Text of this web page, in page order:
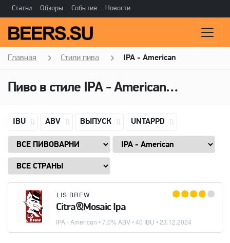
Статьи Обзоры События Новости
Главная Стили пива IPA - American
Пиво в стиле IPA - American
IBU ABV ВЫПУСК UNTAPPD
LIS BREW
Citra&Mosaic Ipa
IPA - American • 7.0% ABV • 40 IBU •23.12.2024